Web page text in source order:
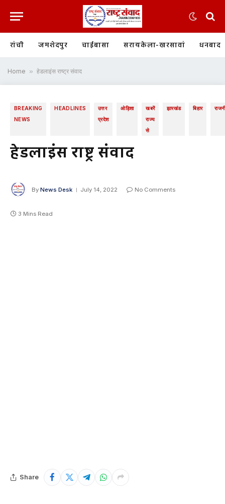
रांची जमशेदपुर चाईबासा सरायकेला-खरसावां धनबाद
Home » हेडलाइंस राष्ट्र संवाद
BREAKING
NEWS
HEADLINES
उत्तर
प्रदेश
ओड़िशा
खबरें
राज्य
से
झारखंड बिहार
हेडलाइंस राष्ट्र संवाद
By News Desk July 14, 2022 No Comments
3 Mins Read
Share